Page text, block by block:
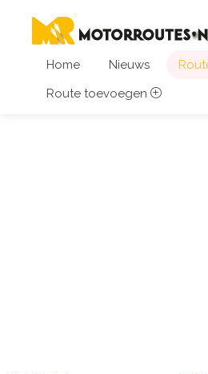
Home Nieuws
Route toevoegen